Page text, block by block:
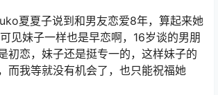
夏夏子说到和男友恋爱8年，算起来她
见妹子一样也是早恋啊，16岁谈的男朋
初恋，妹子还是挺专一的，这样妹子的
而我等就没有机会了，也只能祝福她